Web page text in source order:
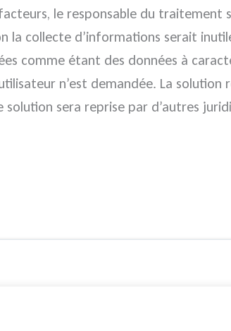
le responsable du traitement
la collecte d’informations serait
comme étant des données à
n’est demandée. La solution
sera reprise par d’autres